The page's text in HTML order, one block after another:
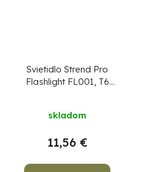
Svietidlo Strend Pro
Flashlight FL001, T6
power bank, USB
skladom
11,56 €